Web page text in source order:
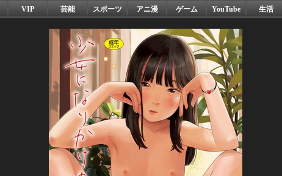
VIP 芸能 スポーツ アニ漫 ゲーム YouTube 生活